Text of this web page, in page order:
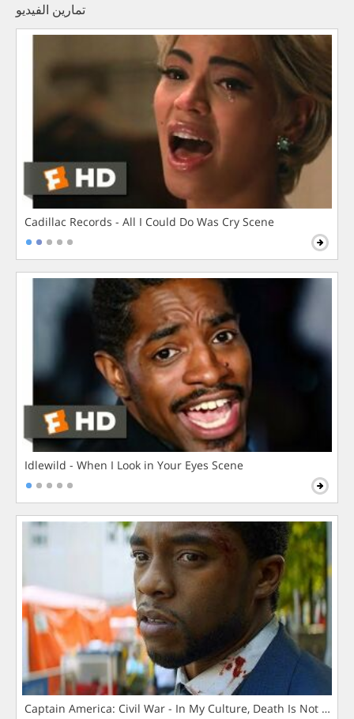
تمارين الفيديو
Cadillac Records - All I Could Do Was Cry Scene
Idlewild - When I Look in Your Eyes Scene
Captain America: Civil War - In My Culture, Death Is Not The